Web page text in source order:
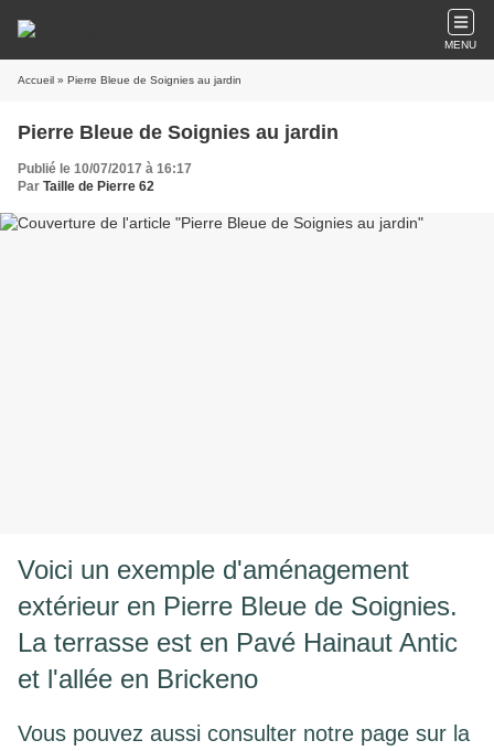
MENU
Accueil » Pierre Bleue de Soignies au jardin
Pierre Bleue de Soignies au jardin
Publié le 10/07/2017 à 16:17
Par Taille de Pierre 62
Voici un exemple d'aménagement
extérieur en Pierre Bleue de Soignies.
La terrasse est en Pavé Hainaut Antic
et l'allée en Brickeno
Vous pouvez aussi consulter notre page sur la